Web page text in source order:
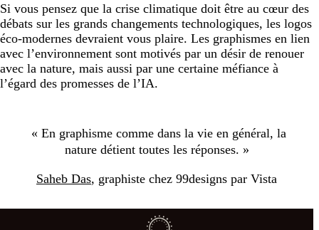
Si vous pensez que la crise climatique doit être au cœur des
débats sur les grands changements technologiques, les logos
éco-modernes devraient vous plaire. Les graphismes en lien
avec l’environnement sont motivés par un désir de renouer
avec la nature, mais aussi par une certaine méfiance à
l’égard des promesses de l’IA.
« En graphisme comme dans la vie en général, la
nature détient toutes les réponses. »
Saheb Das, graphiste chez 99designs par Vista